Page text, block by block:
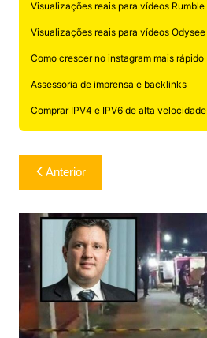
Visualizações reais para vídeos Rumble
Visualizações reais para vídeos Odysee
Como crescer no instagram mais rápido
Assessoria de imprensa e backlinks
Comprar IPV4 e IPV6 de alta velocidade
Navegação
de
Post
Anterior